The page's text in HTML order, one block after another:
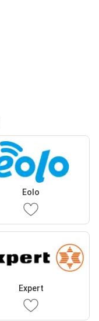
Eolo
Expert